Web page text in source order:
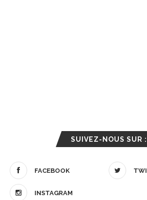
SUIVEZ-NOUS SUR :
FACEBOOK
INSTAGRAM